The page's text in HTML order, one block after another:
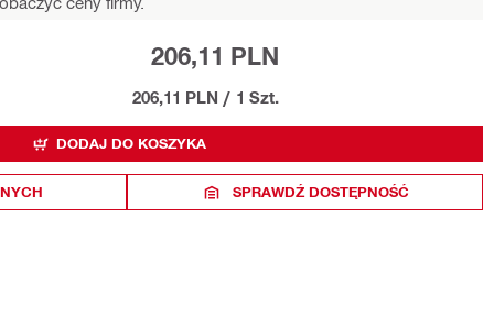
206,11 PLN
206,11 PLN / 1 Szt.
DODAJ DO KOSZYKA
SPRAWDŹ DOSTĘPNOŚĆ